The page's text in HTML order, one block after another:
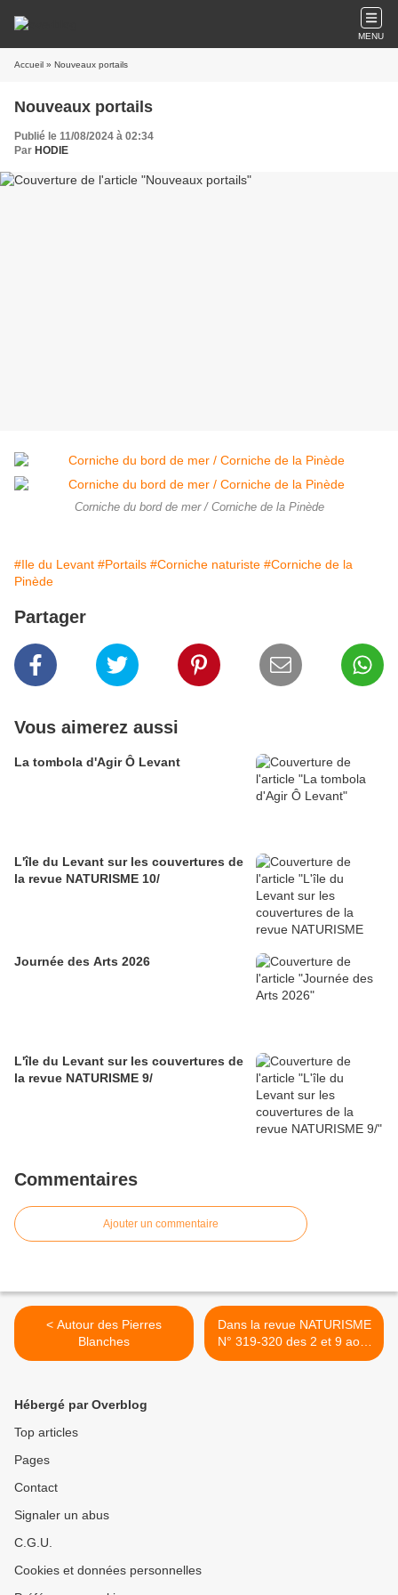
MENU
Accueil » Nouveaux portails
Nouveaux portails
Publié le 11/08/2024 à 02:34
Par HODIE
Corniche du bord de mer / Corniche de la Pinède
#Ile du Levant #Portails #Corniche naturiste #Corniche de la
Pinède
Partager
Vous aimerez aussi
La tombola d'Agir Ô Levant
L'île du Levant sur les couvertures de
la revue NATURISME 10/
Journée des Arts 2026
L'île du Levant sur les couvertures de
la revue NATURISME 9/
Commentaires
Ajouter un commentaire
< Autour des Pierres
Blanches
Dans la revue NATURISME
N° 319-320 des 2 et 9 août
1934 - Un décès accidentel
Hébergé par Overblog
Top articles
Pages
Contact
Signaler un abus
C.G.U.
Cookies et données personnelles